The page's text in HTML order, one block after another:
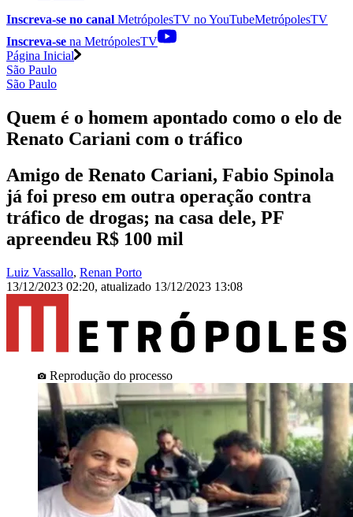
Inscreva-se no canal MetrópolesTV noYouTubeMetrópolesTV
Inscreva-se na MetrópolesTV
Página Inicial
São Paulo
São Paulo
Quem é o homem apontado como o elo de
Renato Cariani com o tráfico
Amigo de Renato Cariani, Fabio Spinola
já foi preso em outra operação contra
tráfico de drogas; na casa dele, PF
apreendeu R$ 100 mil
Luiz Vassallo, Renan Porto
13/12/2023 02:20, atualizado 13/12/2023 13:08
Reprodução do processo